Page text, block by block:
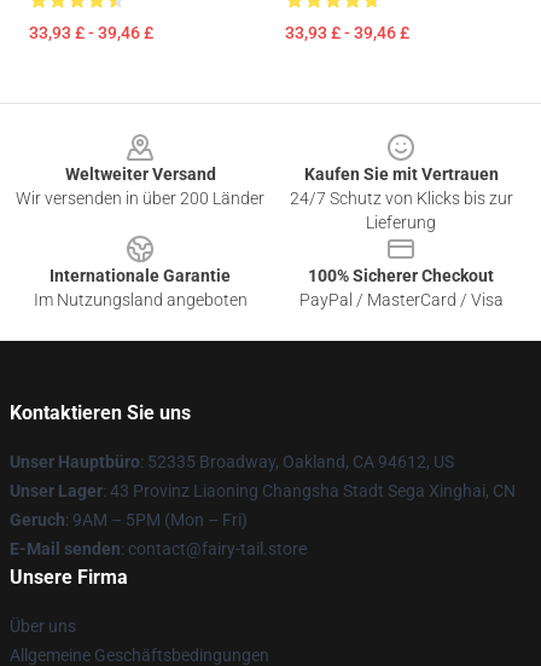
33,93 £ - 39,46 £ 33,93 £ - 39,46 £
Weltweiter Versand
Wir versenden in über 200 Länder
Kaufen Sie mit Vertrauen
24/7 Schutz von Klicks bis zur
Lieferung
Internationale Garantie
Im Nutzungsland angeboten
100% Sicherer Checkout
PayPal / MasterCard / Visa
Kontaktieren Sie uns
Unser Hauptbüro: 52335 Broadway, Oakland, CA 94612, US
Unser Lager: 43 Provinz Liaoning Changsha Stadt Sega Xinghai, CN
Geruch: 9AM – 5PM (Mon – Fri)
E-Mail senden: contact@fairy-tail.store
Unsere Firma
Über uns
Allgemeine Geschäftsbedingungen